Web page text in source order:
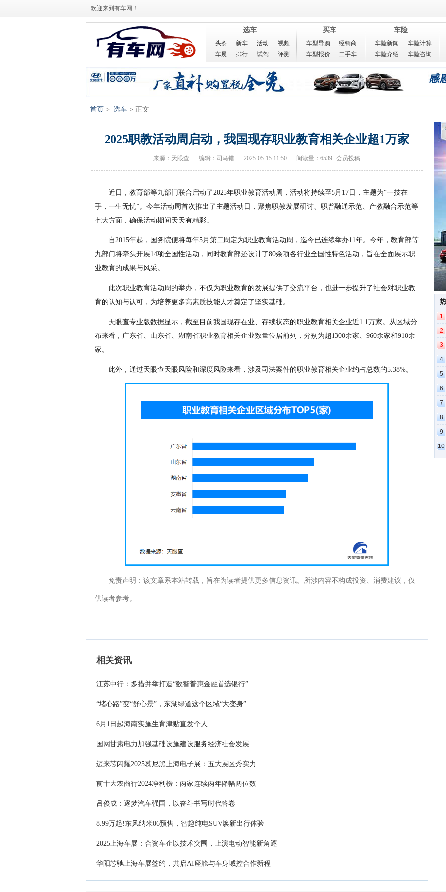
欢迎来到有车网！
选车
头条 新车 活动
视频
车展
排行 试驾 评测
买车
车型导购
经销商
车型报价
二手车
车险
车险新闻
车险计算
车险介绍
车险咨询
首页 > 选车 > 正文
2025职教活动周启动，我国现存职业教育相关企业超1万家
来源：天眼查 编辑：司马错 2025-05-15 11:50 阅读量：6539 会员投稿
近日，教育部等九部门联合启动了2025年职业教育活动周，活动将持续至5月17日，主题为“一技在
手，一生无忧”。今年活动周首次推出了主题活动日，聚焦职教发展研讨、职普融通示范、产教融合示范等
七大方面，确保活动期间天天有精彩。
自2015年起，国务院便将每年5月第二周定为职业教育活动周，迄今已连续举办11年。今年，教育部等
九部门将牵头开展14项全国性活动，同时教育部还设计了80余项各行业全国性特色活动，旨在全面展示职
业教育的成果与风采。
此次职业教育活动周的举办，不仅为职业教育的发展提供了交流平台，也进一步提升了社会对职业教
育的认知与认可，为培养更多高素质技能人才奠定了坚实基础。
天眼查专业版数据显示，截至目前我国现存在业、存续状态的职业教育相关企业近1.1万家。从区域分
布来看，广东省、山东省、湖南省职业教育相关企业数量位居前列，分别为超1300余家、960余家和910余
家。
此外，通过天眼查天眼风险和深度风险来看，涉及司法案件的职业教育相关企业约占总数的5.38%。
免责声明：该文章系本站转载，旨在为读者提供更多信息资讯。所涉内容不构成投资、消费建议，仅
供读者参考。
相关资讯
江苏中行：多措并举打造“数智普惠金融首选银行”
“堵心路”变“舒心景”，东湖绿道这个区域“大变身”
6月1日起海南实施生育津贴直发个人
国网甘肃电力加强基础设施建设服务经济社会发展
迈来芯闪耀2025慕尼黑上海电子展：五大展区秀实力
前十大农商行2024净利榜：两家连续两年降幅两位数
吕俊成：逐梦汽车强国，以奋斗书写时代答卷
8.99万起!东风纳米06预售，智趣纯电SUV焕新出行体验
2025上海车展：合资车企以技术突围，上演电动智能新角逐
华阳芯驰上海车展签约，共启AI座舱与车身域控合作新程
1
2
3
4
5
6
7
8
9
10